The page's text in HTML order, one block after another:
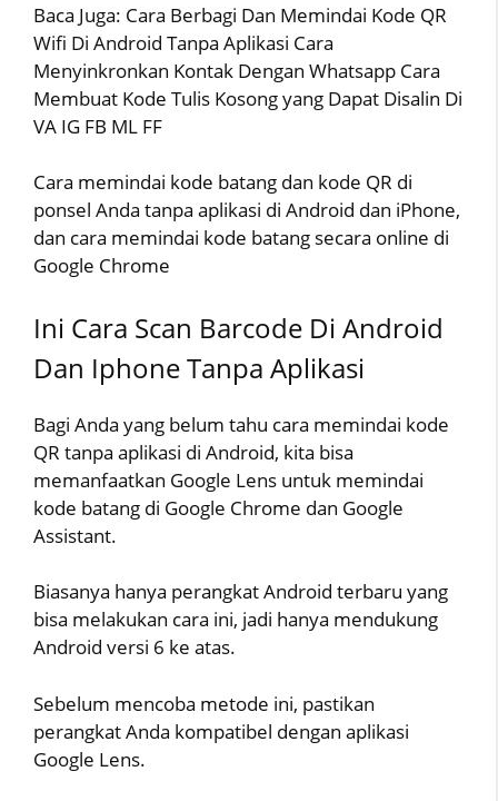
Baca Juga: Cara Berbagi Dan Memindai Kode QR
Wifi Di Android Tanpa Aplikasi Cara
Menyinkronkan Kontak Dengan Whatsapp Cara
Membuat Kode Tulis Kosong yang Dapat Disalin Di
VA IG FB ML FF
Cara memindai kode batang dan kode QR di
ponsel Anda tanpa aplikasi di Android dan iPhone,
dan cara memindai kode batang secara online di
Google Chrome
Ini Cara Scan Barcode Di Android
Dan Iphone Tanpa Aplikasi
Bagi Anda yang belum tahu cara memindai kode
QR tanpa aplikasi di Android, kita bisa
memanfaatkan Google Lens untuk memindai
kode batang di Google Chrome dan Google
Assistant.
Biasanya hanya perangkat Android terbaru yang
bisa melakukan cara ini, jadi hanya mendukung
Android versi 6 ke atas.
Sebelum mencoba metode ini, pastikan
perangkat Anda kompatibel dengan aplikasi
Google Lens.